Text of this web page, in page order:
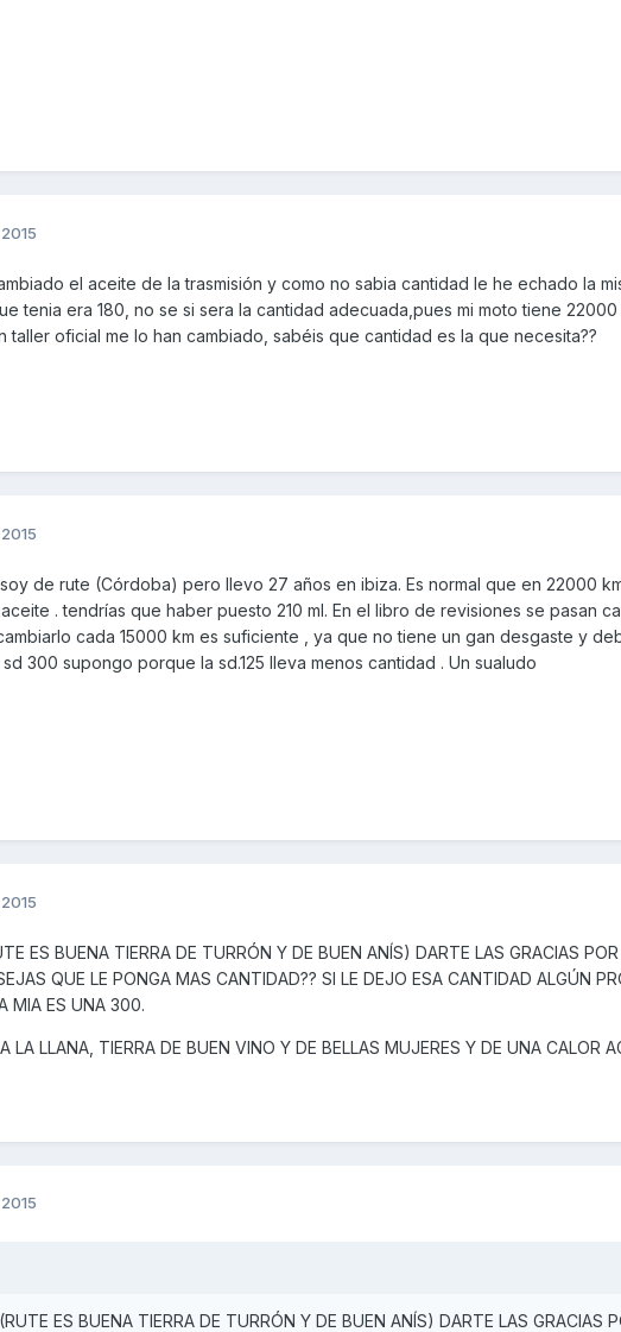
el aceite de la trasmisión y como no sabia cantidad le he echado la
tenia era 180, no se si sera la cantidad adecuada,pues mi moto tiene
taller oficial me lo han cambiado, sabéis que cantidad es la que necesita??
de rute (Córdoba) pero llevo 27 años en ibiza. Es normal que en 22000
. tendrías que haber puesto 210 ml. En el libro de revisiones se pasan
cada 15000 km es suficiente , ya que no tiene un gan desgaste y
300 supongo porque la sd.125 lleva menos cantidad . Un sualudo
ES BUENA TIERRA DE TURRÓN Y DE BUEN ANÍS) DARTE LAS GRACIAS
QUE LE PONGA MAS CANTIDAD?? SI LE DEJO ESA CANTIDAD ALGÚN
MIA ES UNA 300.
LA LLANA, TIERRA DE BUEN VINO Y DE BELLAS MUJERES Y DE UNA CALOR
ES BUENA TIERRA DE TURRÓN Y DE BUEN ANÍS) DARTE LAS GRACIAS